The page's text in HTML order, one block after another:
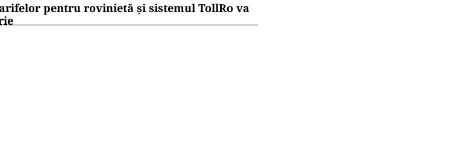
pentru rovinietă și sistemul TollRo va